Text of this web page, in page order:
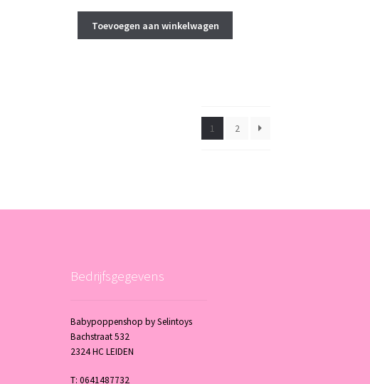
was:
€ 76,95.
is:
€ 66,95.
Toevoegen aan winkelwagen
1 2
Bedrijfsgegevens
Babypoppenshop by Selintoys
Bachstraat 532
2324 HC LEIDEN
T: 0641487732